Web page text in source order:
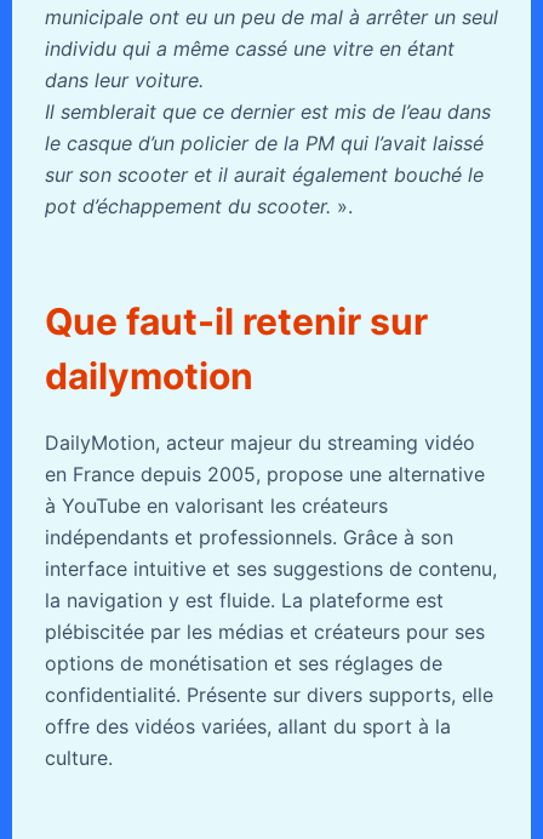
municipale ont eu un peu de mal à arrêter un seul
individu qui a même cassé une vitre en étant
dans leur voiture.
Il semblerait que ce dernier est mis de l’eau dans
le casque d’un policier de la PM qui l’avait laissé
sur son scooter et il aurait également bouché le
pot d’échappement du scooter. ».
Que faut-il retenir sur
dailymotion
DailyMotion, acteur majeur du streaming vidéo
en France depuis 2005, propose une alternative
à YouTube en valorisant les créateurs
indépendants et professionnels. Grâce à son
interface intuitive et ses suggestions de contenu,
la navigation y est fluide. La plateforme est
plébiscitée par les médias et créateurs pour ses
options de monétisation et ses réglages de
confidentialité. Présente sur divers supports, elle
offre des vidéos variées, allant du sport à la
culture.